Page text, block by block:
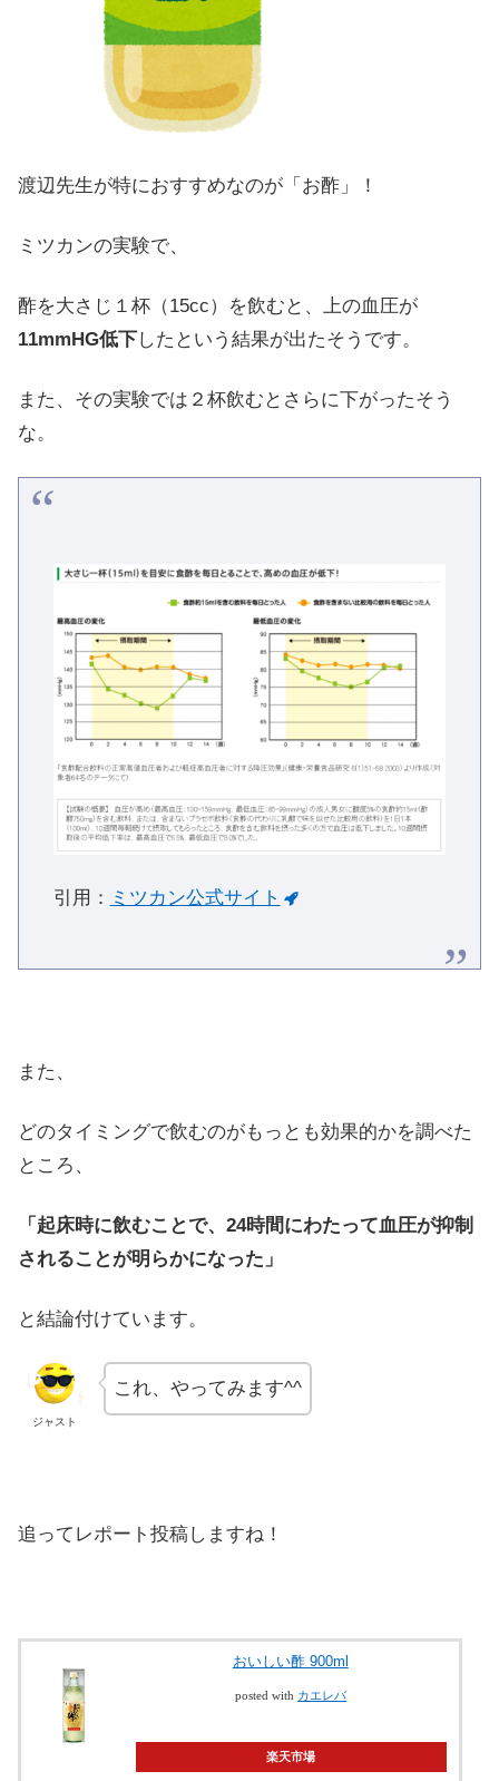
渡辺先生が特におすすめなのが「お酢」！
ミツカンの実験で、
酢を大さじ１杯（15cc）を飲むと、上の血圧が
11mmHG低下したという結果が出たそうです。
また、その実験では２杯飲むとさらに下がったそう
な。
引用： ミツカン公式サイト
また、
どのタイミングで飲むのがもっとも効果的かを調べた
ところ、
「起床時に飲むことで、24時間にわたって血圧が抑制
されることが明らかになった」
と結論付けています。
ジャスト
これ、やってみます^^
追ってレポート投稿しますね！
おいしい酢 900ml
posted with カエレバ
楽天市場